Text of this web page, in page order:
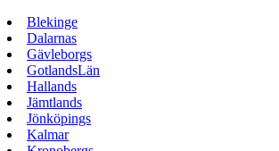
Blekinge
Dalarnas
Gävleborgs
GotlandsLän
Hallands
Jämtlands
Jönköpings
Kalmar